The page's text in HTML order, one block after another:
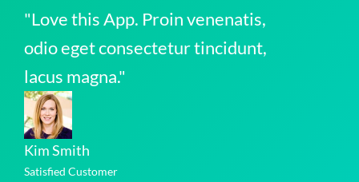
"Love this App. Proin venenatis,
odio eget consectetur tincidunt,
lacus magna."
Kim Smith
Satisfied Customer